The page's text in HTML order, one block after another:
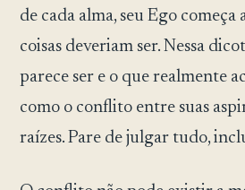
de cada alma, seu Ego começa
coisas deveriam ser. Nessa
parece ser e o que realmente
como o conflito entre suas
raízes. Pare de julgar tudo,